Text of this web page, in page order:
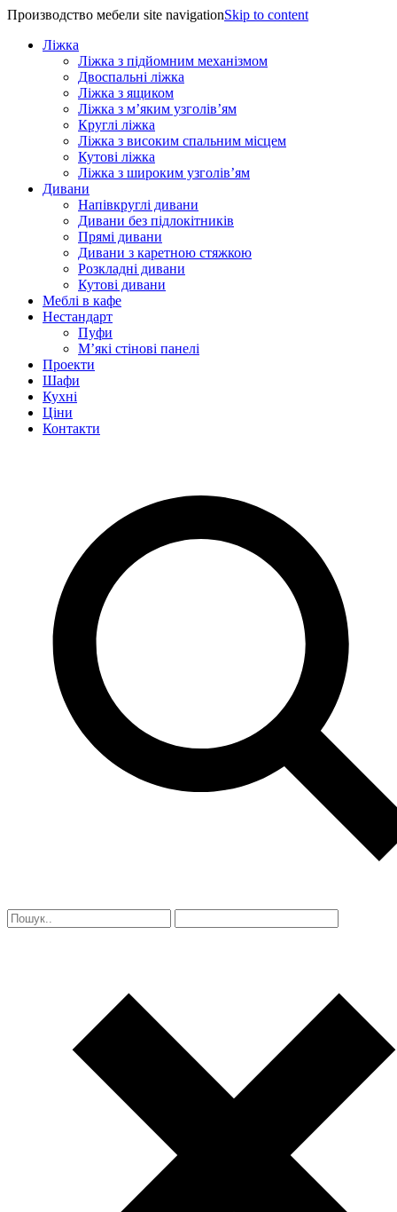
Производство мебели site navigationSkip to content
Ліжка
Ліжка з підйомним механізмом
Двоспальні ліжка
Ліжка з ящиком
Ліжка з м’яким узголів’ям
Круглі ліжка
Ліжка з високим спальним місцем
Кутові ліжка
Ліжка з широким узголів’ям
Дивани
Напівкруглі дивани
Дивани без підлокітників
Прямі дивани
Дивани з каретною стяжкою
Розкладні дивани
Кутові дивани
Меблі в кафе
Нестандарт
Пуфи
М’які стінові панелі
Проекти
Шафи
Кухні
Ціни
Контакти